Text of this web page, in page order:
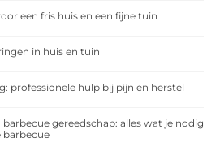
een fris huis en een fijne tuin
in huis en tuin
professionele hulp bij pijn en herstel
barbecue gereedschap: alles wat je nodig
barbecue